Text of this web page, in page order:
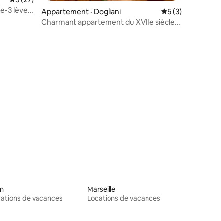
3 lève-
Appartement · Dogliani Note moyenne
5 (3)
Charmant appartement du XVIIe siècle
de vacances
Marseille
Locations de vacances